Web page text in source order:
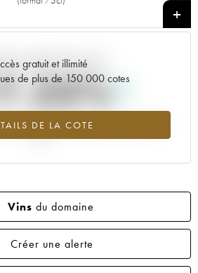
+
gratuit et illimité
de plus de 150 000 cotes
DE LA COTE
actuelle de la cote
du millésime 2001 en 2026 par rapport à
Vins du domaine
Créer une alerte